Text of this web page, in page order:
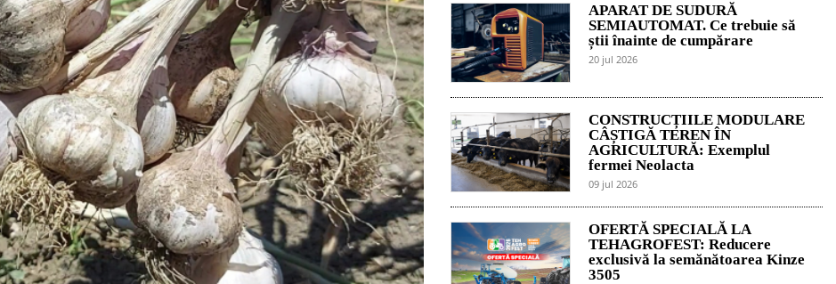
APARAT DE SUDURĂ
SEMIAUTOMAT. Ce trebuie să
știi înainte de cumpărare
20 jul 2026
CONSTRUCȚIILE MODULARE
CÂȘTIGĂ TEREN ÎN
AGRICULTURĂ: Exemplul
fermei Neolacta
09 jul 2026
OFERTĂ SPECIALĂ LA
TEHAGROFEST: Reducere
exclusivă la semănătoarea Kinze
3505